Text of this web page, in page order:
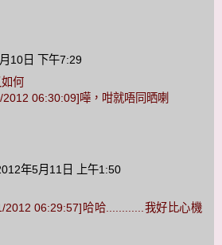
10日 下午7:29
何
06:30:09]嘩，咁就唔同晒喇
年5月11日 上午1:50
2012 06:29:57]哈哈............我好比心機